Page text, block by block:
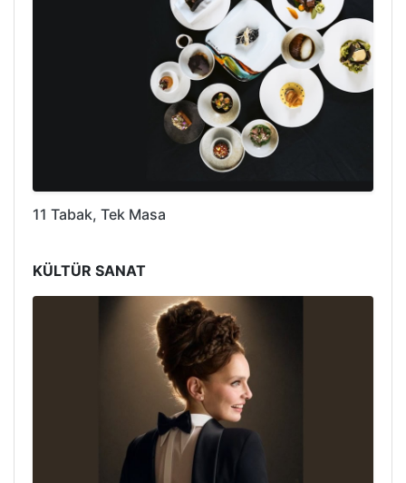
11 Tabak, Tek Masa
KÜLTÜR SANAT